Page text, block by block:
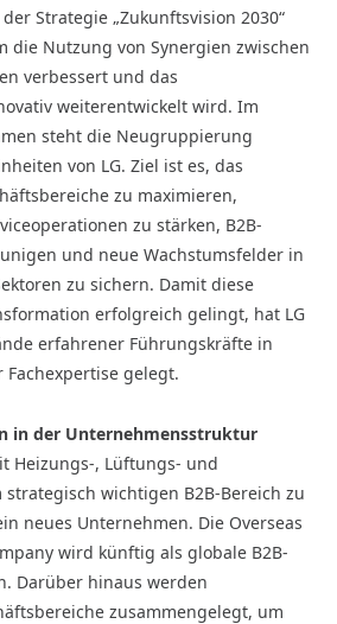
Strategie „Zukunftsvision 2030“
die Nutzung von Synergien zwischen
verbessert und das
weiterentwickelt wird. Im
steht die Neugruppierung
von LG. Ziel ist es, das
zu maximieren,
zu stärken, B2B-
und neue Wachstumsfelder in
zu sichern. Damit diese
erfolgreich gelingt, hat LG
erfahrener Führungskräfte in
gelegt.
in der Unternehmensstruktur
Heizungs-, Lüftungs- und
strategisch wichtigen B2B-Bereich zu
neues Unternehmen. Die Overseas
wird künftig als globale B2B-
Darüber hinaus werden
zusammengelegt, um